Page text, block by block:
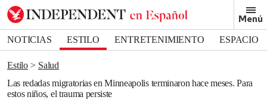
Menú
NOTICIAS ESTILO ENTRETENIMIENTO
ESPACIO
DEPORTES
Estilo
Salud
Las redadas migratorias en Minneapolis terminaron hace meses. Para
estos niños, el trauma persiste
Bookmark popover
Removed from bookmarks
Close popover